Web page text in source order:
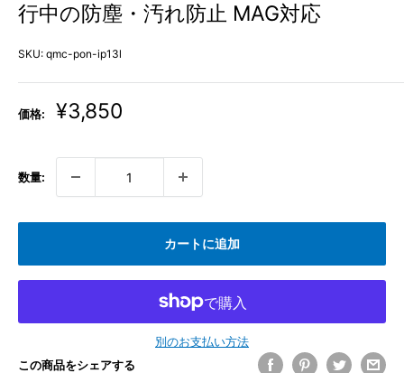
行中の防塵・汚れ防止 MAG対応
SKU: qmc-pon-ip13l
価格:
販
価
格
¥3,850
数量:
カートに追加
別のお支払い方法
この商品をシェアする